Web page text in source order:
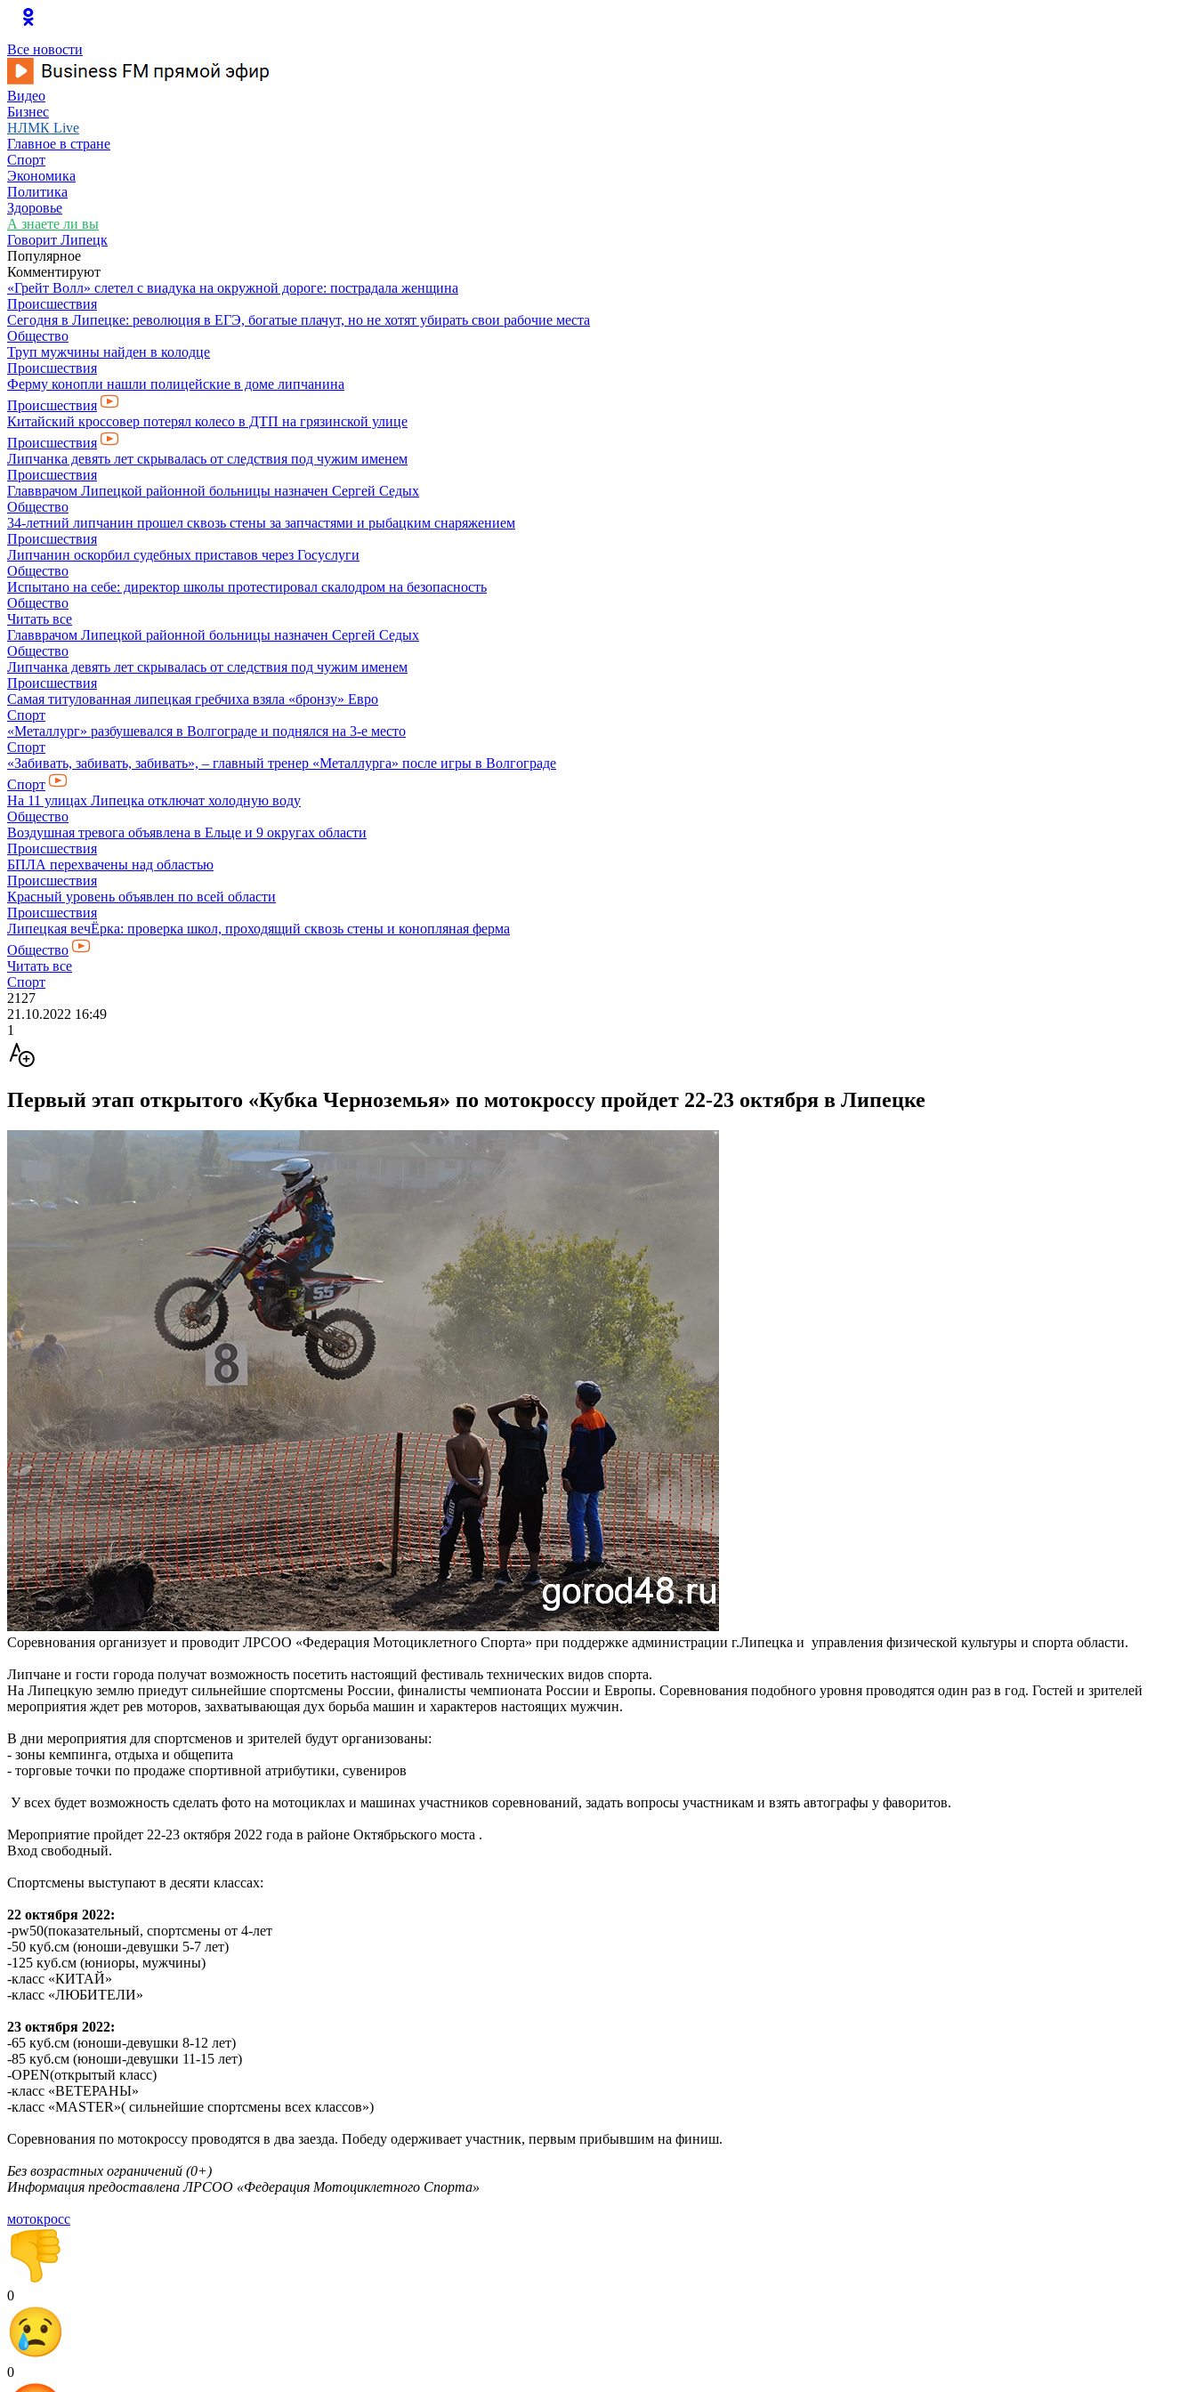
Все новости
Видео
Бизнес
НЛМК Live
Главное в стране
Спорт
Экономика
Политика
Здоровье
А знаете ли вы
Говорит Липецк
Популярное
Комментируют
«Грейт Волл» слетел с виадука на окружной дороге: пострадала женщина
Происшествия
Сегодня в Липецке: революция в ЕГЭ, богатые плачут, но не хотят убирать свои рабочие места
Общество
Труп мужчины найден в колодце
Происшествия
Ферму конопли нашли полицейские в доме липчанина
Происшествия
Китайский кроссовер потерял колесо в ДТП на грязинской улице
Происшествия
Липчанка девять лет скрывалась от следствия под чужим именем
Происшествия
Главврачом Липецкой районной больницы назначен Сергей Седых
Общество
34-летний липчанин прошел сквозь стены за запчастями и рыбацким снаряжением
Происшествия
Липчанин оскорбил судебных приставов через Госуслуги
Общество
Испытано на себе: директор школы протестировал скалодром на безопасность
Общество
Читать все
Главврачом Липецкой районной больницы назначен Сергей Седых
Общество
Липчанка девять лет скрывалась от следствия под чужим именем
Происшествия
Самая титулованная липецкая гребчиха взяла «бронзу» Евро
Спорт
«Металлург» разбушевался в Волгограде и поднялся на 3-е место
Спорт
«Забивать, забивать, забивать», – главный тренер «Металлурга» после игры в Волгограде
Спорт
На 11 улицах Липецка отключат холодную воду
Общество
Воздушная тревога объявлена в Ельце и 9 округах области
Происшествия
БПЛА перехвачены над областью
Происшествия
Красный уровень объявлен по всей области
Происшествия
Липецкая вечЁрка: проверка школ, проходящий сквозь стены и конопляная ферма
Общество
Читать все
Спорт
2127
21.10.2022 16:49
1
Первый этап открытого «Кубка Черноземья» по мотокроссу пройдет 22-23 октября в Липецке
Соревнования организует и проводит ЛРСОО «Федерация Мотоциклетного Спорта» при поддержке администрации г.Липецка и управления физической культуры и спорта области.
Липчане и гости города получат возможность посетить настоящий фестиваль технических видов спорта.
На Липецкую землю приедут сильнейшие спортсмены России, финалисты чемпионата России и Европы. Соревнования подобного уровня проводятся один раз в год. Гостей и зрителей
мероприятия ждет рев моторов, захватывающая дух борьба машин и характеров настоящих мужчин.
В дни мероприятия для спортсменов и зрителей будут организованы:
- зоны кемпинга, отдыха и общепита
- торговые точки по продаже спортивной атрибутики, сувениров
У всех будет возможность сделать фото на мотоциклах и машинах участников соревнований, задать вопросы участникам и взять автографы у фаворитов.
Мероприятие пройдет 22-23 октября 2022 года в районе Октябрьского моста .
Вход свободный.
Спортсмены выступают в десяти классах:
22 октября 2022:
-pw50(показательный, спортсмены от 4-лет
-50 куб.см (юноши-девушки 5-7 лет)
-125 куб.см (юниоры, мужчины)
-класс «КИТАЙ»
-класс «ЛЮБИТЕЛИ»
23 октября 2022:
-65 куб.см (юноши-девушки 8-12 лет)
-85 куб.см (юноши-девушки 11-15 лет)
-OPEN(открытый класс)
-класс «ВЕТЕРАНЫ»
-класс «MASTER»( сильнейшие спортсмены всех классов»)
Соревнования по мотокроссу проводятся в два заезда. Победу одерживает участник, первым прибывшим на финиш.
Без возрастных ограничений (0+)
Информация предоставлена ЛРСОО «Федерация Мотоциклетного Спорта»
мотокросс
0
0